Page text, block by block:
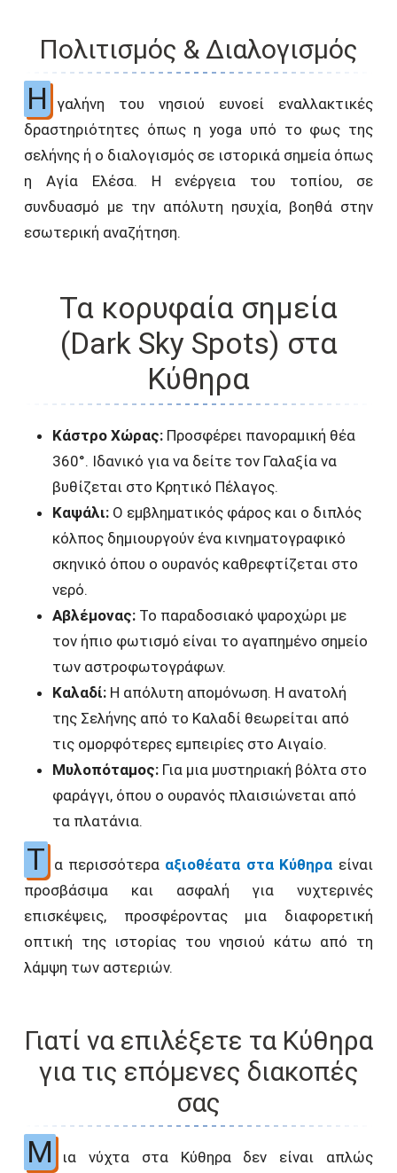
Πολιτισμός & Διαλογισμός
Η
γαλήνη του νησιού ευνοεί εναλλακτικές
δραστηριότητες όπως η yoga υπό το φως της
σελήνης ή ο διαλογισμός σε ιστορικά σημεία όπως
η Αγία Ελέσα. Η ενέργεια του τοπίου, σε
συνδυασμό με την απόλυτη ησυχία, βοηθά στην
εσωτερική αναζήτηση.
Τα κορυφαία σημεία
(Dark Sky Spots) στα
Κύθηρα
Κάστρο Χώρας: Προσφέρει πανοραμική θέα
360°. Ιδανικό για να δείτε τον Γαλαξία να
βυθίζεται στο Κρητικό Πέλαγος.
Καψάλι: Ο εμβληματικός φάρος και ο διπλός
κόλπος δημιουργούν ένα κινηματογραφικό
σκηνικό όπου ο ουρανός καθρεφτίζεται στο
νερό.
Αβλέμονας: Το παραδοσιακό ψαροχώρι με
τον ήπιο φωτισμό είναι το αγαπημένο σημείο
των αστροφωτογράφων.
Καλαδί: Η απόλυτη απομόνωση. Η ανατολή
της Σελήνης από το Καλαδί θεωρείται από
τις ομορφότερες εμπειρίες στο Αιγαίο.
Μυλοπόταμος: Για μια μυστηριακή βόλτα στο
φαράγγι, όπου ο ουρανός πλαισιώνεται από
τα πλατάνια.
Τ α περισσότερα αξιοθέατα στα Κύθηρα είναι
προσβάσιμα και ασφαλή για νυχτερινές
επισκέψεις, προσφέροντας μια διαφορετική
οπτική της ιστορίας του νησιού κάτω από τη
λάμψη των αστεριών.
Γιατί να επιλέξετε τα Κύθηρα
για τις επόμενες διακοπές
σας
Μ
ια νύχτα στα Κύθηρα δεν είναι απλώς